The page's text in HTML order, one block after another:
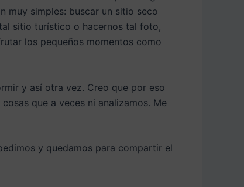
muy simples: buscar un sitio seco
sitio turístico o hacernos tal foto,
los pequeños momentos como
y así otra vez. Creo que por eso
que a veces ni analizamos. Me
y quedamos para compartir el